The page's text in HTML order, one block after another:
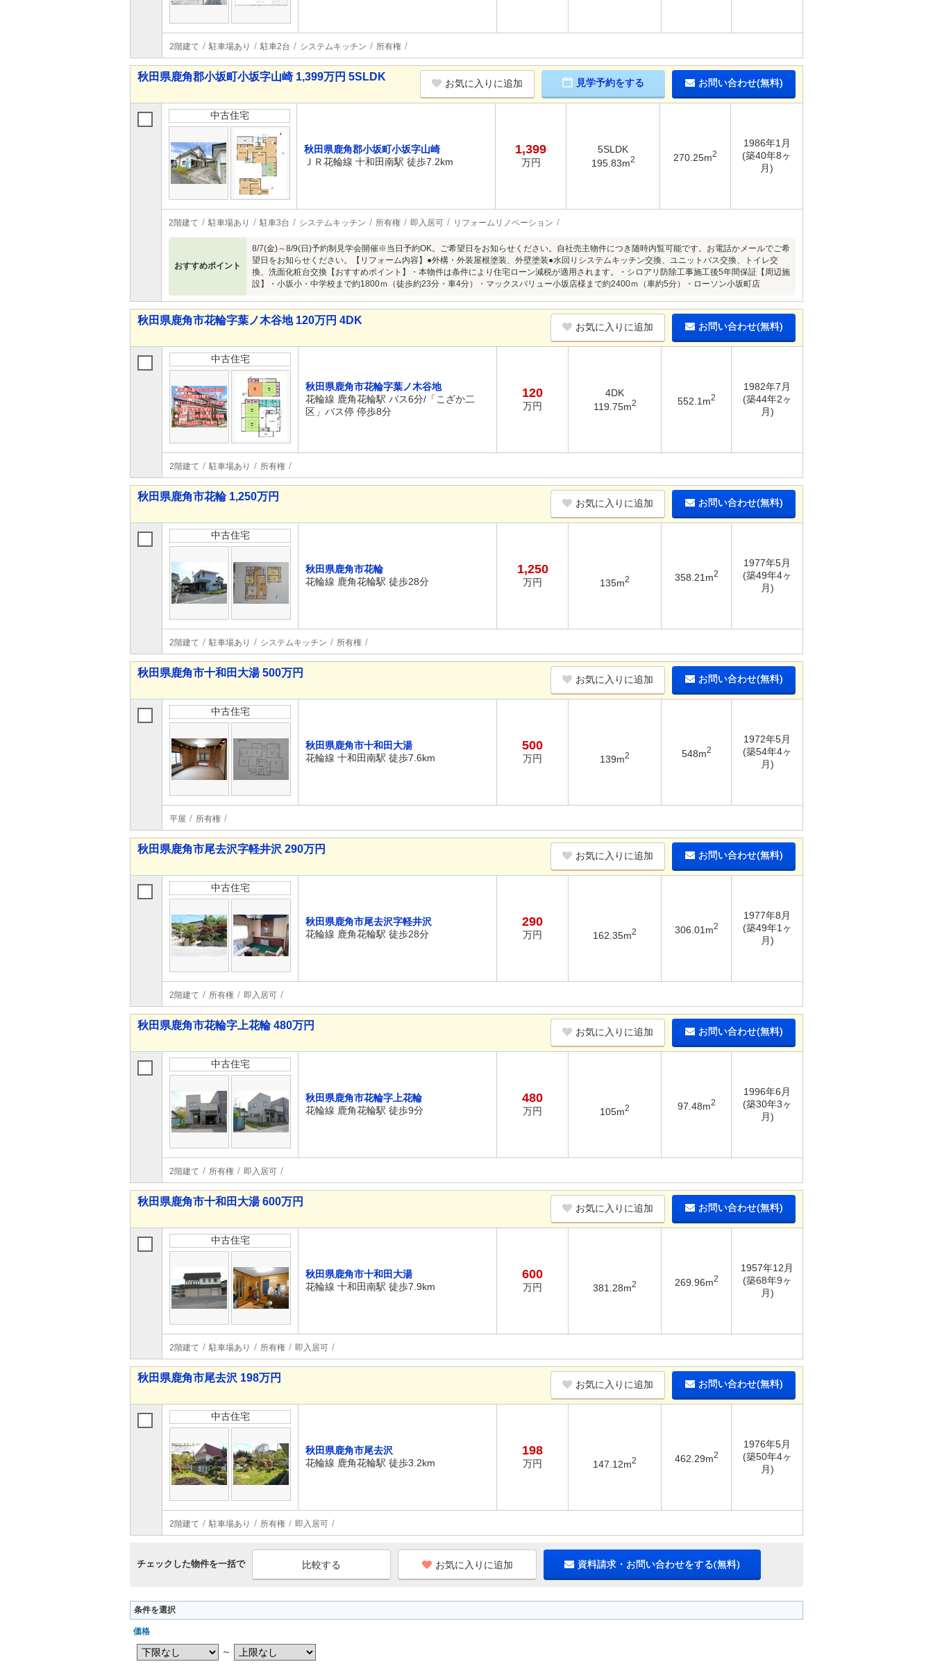
2階建て 駐車場あり 駐車2台 システムキッチン 所有権
秋田県鹿角郡小坂町小坂字山崎 1,399万円 5SLDK
お気に入りに追加 見学予約をする お問い合わせ(無料)
中古住宅
秋田県鹿角郡小坂町小坂字山崎
ＪＲ花輪線 十和田南駅 徒歩7.2km
1,399
万円
5SLDK
195.83m2 270.25m2
1986年1月
(築40年8ヶ
月)
2階建て 駐車場あり 駐車3台 システムキッチン 所有権 即入居可 リフォームリノベーション
おすすめポイント
8/7(金)～8/9(日)予約制見学会開催※当日予約OK。ご希望日をお知らせください。自社売主物件につき随時内覧可能です。お電話かメールでご希
望日をお知らせください。【リフォーム内容】●外構・外装屋根塗装、外壁塗装●水回りシステムキッチン交換、ユニットバス交換、トイレ交
換、洗面化粧台交換【おすすめポイント】・本物件は条件により住宅ローン減税が適用されます。・シロアリ防除工事施工後5年間保証【周辺施
設】・小坂小・中学校まで約1800ｍ（徒歩約23分・車4分）・マックスバリュー小坂店様まで約2400ｍ（車約5分）・ローソン小坂町店
秋田県鹿角市花輪字葉ノ木谷地 120万円 4DK
お気に入りに追加 お問い合わせ(無料)
中古住宅
秋田県鹿角市花輪字葉ノ木谷地
花輪線 鹿角花輪駅 バス6分/「こざか二
区」バス停 停歩8分
120
万円
4DK
119.75m2 552.1m2
1982年7月
(築44年2ヶ
月)
2階建て 駐車場あり 所有権
秋田県鹿角市花輪 1,250万円
お気に入りに追加 お問い合わせ(無料)
中古住宅
秋田県鹿角市花輪
花輪線 鹿角花輪駅 徒歩28分
1,250
万円 135m2 358.21m2
1977年5月
(築49年4ヶ
月)
2階建て 駐車場あり システムキッチン 所有権
秋田県鹿角市十和田大湯 500万円
お気に入りに追加 お問い合わせ(無料)
中古住宅
秋田県鹿角市十和田大湯
花輪線 十和田南駅 徒歩7.6km
500
万円 139m2 548m2
1972年5月
(築54年4ヶ
月)
平屋 所有権
秋田県鹿角市尾去沢字軽井沢 290万円
お気に入りに追加 お問い合わせ(無料)
中古住宅
秋田県鹿角市尾去沢字軽井沢
花輪線 鹿角花輪駅 徒歩28分
290
万円 162.35m2 306.01m2
1977年8月
(築49年1ヶ
月)
2階建て 所有権 即入居可
秋田県鹿角市花輪字上花輪 480万円
お気に入りに追加 お問い合わせ(無料)
中古住宅
秋田県鹿角市花輪字上花輪
花輪線 鹿角花輪駅 徒歩9分
480
万円 105m2 97.48m2
1996年6月
(築30年3ヶ
月)
2階建て 所有権 即入居可
秋田県鹿角市十和田大湯 600万円
お気に入りに追加 お問い合わせ(無料)
中古住宅
秋田県鹿角市十和田大湯
花輪線 十和田南駅 徒歩7.9km
600
万円 381.28m2 269.96m2
1957年12月
(築68年9ヶ
月)
2階建て 駐車場あり 所有権 即入居可
秋田県鹿角市尾去沢 198万円
お気に入りに追加 お問い合わせ(無料)
中古住宅
秋田県鹿角市尾去沢
花輪線 鹿角花輪駅 徒歩3.2km
198
万円 147.12m2 462.29m2
1976年5月
(築50年4ヶ
月)
2階建て 駐車場あり 所有権 即入居可
チェックした物件を一括で お気に入りに追加 資料請求・お問い合わせをする(無料)
条件を選択
価格
～